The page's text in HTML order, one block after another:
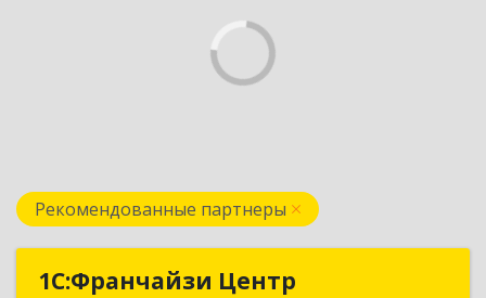
Рекомендованные партнеры
1С:Франчайзи Центр1С:Франчайзи Центр